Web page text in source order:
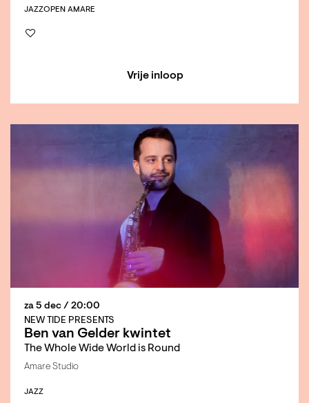
JAZZOPEN AMARE
Vrije inloop
Ben van Gelder kwintet
The Whole Wide World is Round
NEW TIDE PRESENTS
za 5 dec / 20:00
Amare Studio
JAZZ